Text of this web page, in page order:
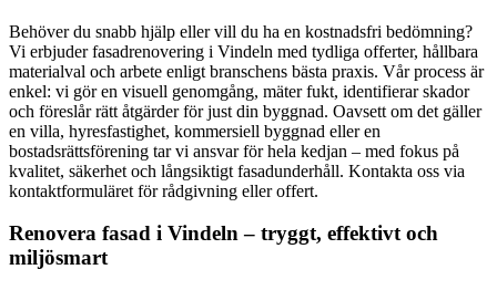
Behöver du snabb hjälp eller vill du ha en kostnadsfri bedömning?
Vi erbjuder fasadrenovering i Vindeln med tydliga offerter, hållbara
materialval och arbete enligt branschens bästa praxis. Vår process är
enkel: vi gör en visuell genomgång, mäter fukt, identifierar skador
och föreslår rätt åtgärder för just din byggnad. Oavsett om det gäller
en villa, hyresfastighet, kommersiell byggnad eller en
bostadsrättsförening tar vi ansvar för hela kedjan – med fokus på
kvalitet, säkerhet och långsiktigt fasadunderhåll. Kontakta oss via
kontaktformuläret för rådgivning eller offert.
Renovera fasad i Vindeln – tryggt, effektivt och
miljösmart